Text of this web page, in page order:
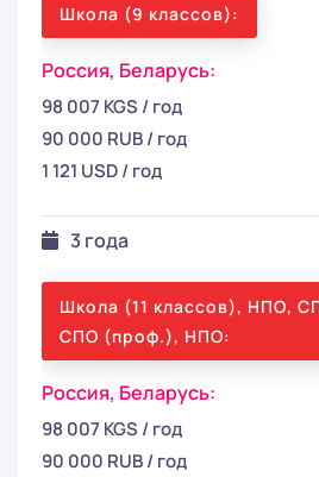
Школа (9 классов):
Россия, Беларусь:
98 007 KGS / год
90 000 RUB / год
1 121 USD / год
3 года
Школа (11 классов), НПО,
СПО (проф.), НПО:
Россия, Беларусь:
98 007 KGS / год
90 000 RUB / год